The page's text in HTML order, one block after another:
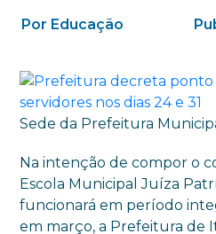
Por Educação
Sede da Prefeitura
Na intenção de compor o
Escola Municipal Juíza
funcionará em período
em março, a Prefeitura de